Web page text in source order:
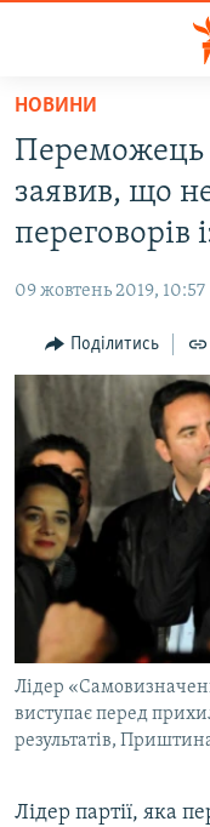
Перейти
основного
матеріалу
до
основної
Перейти
до
пошуку
ВОДА.КРИМ
ВІДЕО ТА ФОТО
БЛОГИ
ПОГЛЯД
ІНТЕРВ'Ю
ВСЕ ЗА ДЕНЬ
СПЕЦПРОЕКТИ
ДЕПОРТАЦІЯ
ВІДЕОУРОКИ «ELIFBE»
СВІДЧЕННЯ ОКУПАЦІЇ
УКРАЇНСЬКА
ІНФОГРАФІКА
ЯК ОБІЙТИ
Русский
Qırımtatar
ДОЛУЧАЙСЯ!
Усі сайти RFE/RL
НОВИНИ
Переможець
заявив, що
переговорів
09 жовтень 2019, 10:57
Поділитись
Лідер
виступає перед
результатів,
Лідер партії, яка